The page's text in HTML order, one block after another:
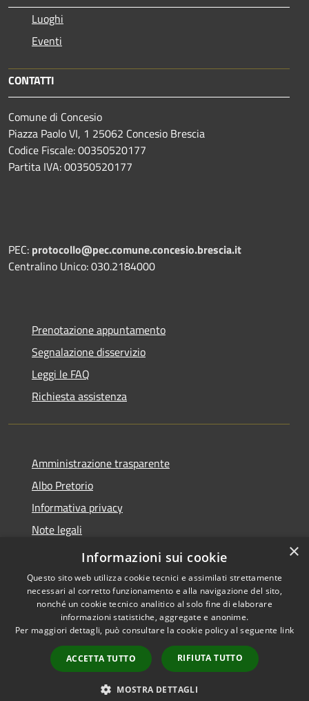
Luoghi
Eventi
CONTATTI
Comune di Concesio
Piazza Paolo VI, 1 25062 Concesio Brescia
Codice Fiscale: 00350520177
Partita IVA: 00350520177
PEC: protocollo@pec.comune.concesio.brescia.it
Centralino Unico: 030.2184000
Prenotazione appuntamento
Segnalazione disservizio
Leggi le FAQ
Richiesta assistenza
Amministrazione trasparente
Albo Pretorio
Informativa privacy
Note legali
Dichiarazione di accessibilità
Accessibilità
Copyright © 2021 •
Comune di Concesio •
Powered byMunicipium
Accesso redazione
×
Informazioni sui cookie
Questo sito web utilizza cookie tecnici e assimilati strettamente
necessari al corretto funzionamento e alla navigazione del sito,
nonché un cookie tecnico analitico al solo fine di elaborare
informazioni statistiche, aggregate e anonime.
Per maggiori dettagli, può consultare la cookie policy al seguente link
ACCETTA TUTTO RIFIUTA TUTTO
MOSTRA DETTAGLI